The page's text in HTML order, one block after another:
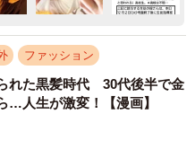
ファッション
れた黒髪時代 30代後半で金
…人生が激変！【漫画】